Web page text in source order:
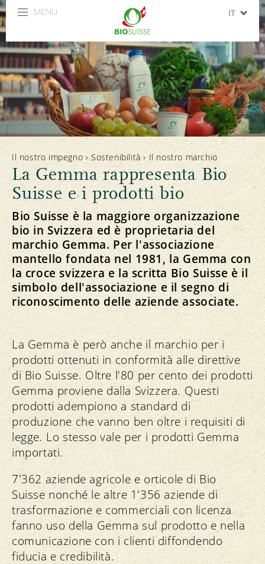
MENU IT
FR
EN
ES
Il nostro impegno ›Sostenibilità › Il nostro marchio
La Gemma rappresenta Bio
Suisse e i prodotti bio
Bio Suisse è la maggiore organizzazione
bio in Svizzera ed è proprietaria del
marchio Gemma. Per l'associazione
mantello fondata nel 1981, la Gemma con
la croce svizzera e la scritta Bio Suisse è il
simbolo dell'associazione e il segno di
riconoscimento delle aziende associate.
La Gemma è però anche il marchio per i
prodotti ottenuti in conformità alle direttive
di Bio Suisse. Oltre l'80 per cento dei prodotti
Gemma proviene dalla Svizzera. Questi
prodotti adempiono a standard di
produzione che vanno ben oltre i requisiti di
legge. Lo stesso vale per i prodotti Gemma
importati.
7'362 aziende agricole e orticole di Bio
Suisse nonché le altre 1'356 aziende di
trasformazione e commerciali con licenza
fanno uso della Gemma sul prodotto e nella
comunicazione con i clienti diffondendo
fiducia e credibilità.